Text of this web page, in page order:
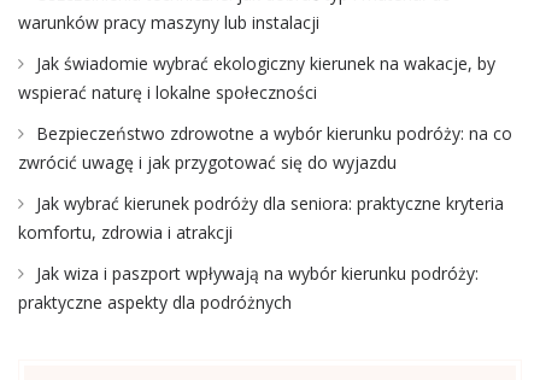
warunków pracy maszyny lub instalacji
Jak świadomie wybrać ekologiczny kierunek na wakacje, by
wspierać naturę i lokalne społeczności
Bezpieczeństwo zdrowotne a wybór kierunku podróży: na co
zwrócić uwagę i jak przygotować się do wyjazdu
Jak wybrać kierunek podróży dla seniora: praktyczne kryteria
komfortu, zdrowia i atrakcji
Jak wiza i paszport wpływają na wybór kierunku podróży:
praktyczne aspekty dla podróżnych